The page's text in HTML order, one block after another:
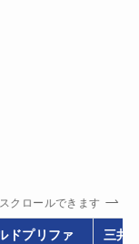
スクロールできます
ドプリファ
三井